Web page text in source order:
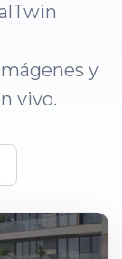
y
vivo.